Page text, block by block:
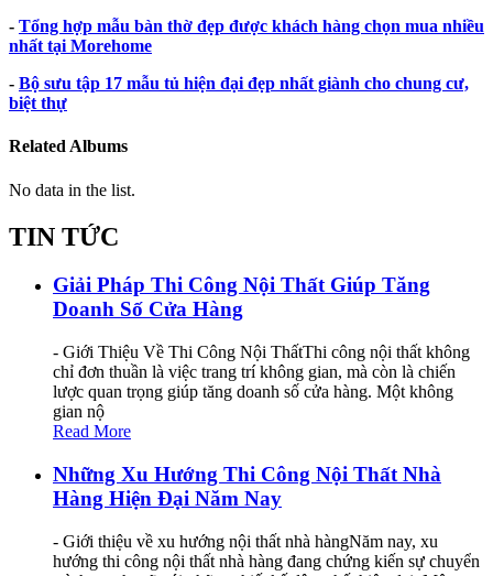
- Tổng hợp mẫu bàn thờ đẹp được khách hàng chọn mua nhiều
nhất tại Morehome
- Bộ sưu tập 17 mẫu tủ hiện đại đẹp nhất giành cho chung cư,
biệt thự
Related Albums
No data in the list.
TIN TỨC
Giải Pháp Thi Công Nội Thất Giúp Tăng
Doanh Số Cửa Hàng
- Giới Thiệu Về Thi Công Nội ThấtThi công nội thất không
chỉ đơn thuần là việc trang trí không gian, mà còn là chiến
lược quan trọng giúp tăng doanh số cửa hàng. Một không
gian nộ
Read More
Những Xu Hướng Thi Công Nội Thất Nhà
Hàng Hiện Đại Năm Nay
- Giới thiệu về xu hướng nội thất nhà hàngNăm nay, xu
hướng thi công nội thất nhà hàng đang chứng kiến sự chuyển